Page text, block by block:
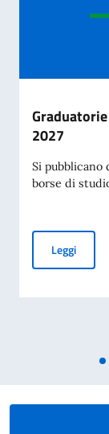
2027
Si pubblicano
borse di
Leggi